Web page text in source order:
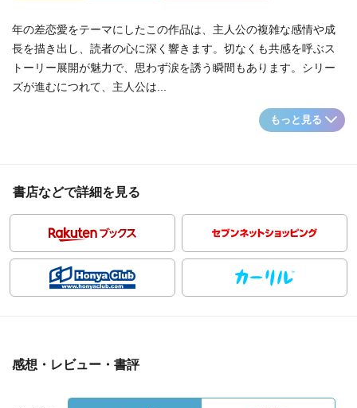
年の差恋愛をテーマにしたこの作品は、主人公の複雑な感情や成
長を描き出し、読者の心に深く響きます。切なくも共感を呼ぶス
トーリー展開が魅力で、思わず涙を誘う瞬間もあります。シリー
ズが進むにつれて、主人公は...
もっと見る
書店などで詳細を見る
感想・レビュー・書評